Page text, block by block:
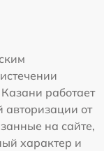
работает
от
на сайте,
характер и